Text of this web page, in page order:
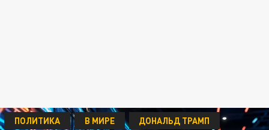
ПОЛИТИКА В МИРЕ ДОНАЛЬД ТРАМП